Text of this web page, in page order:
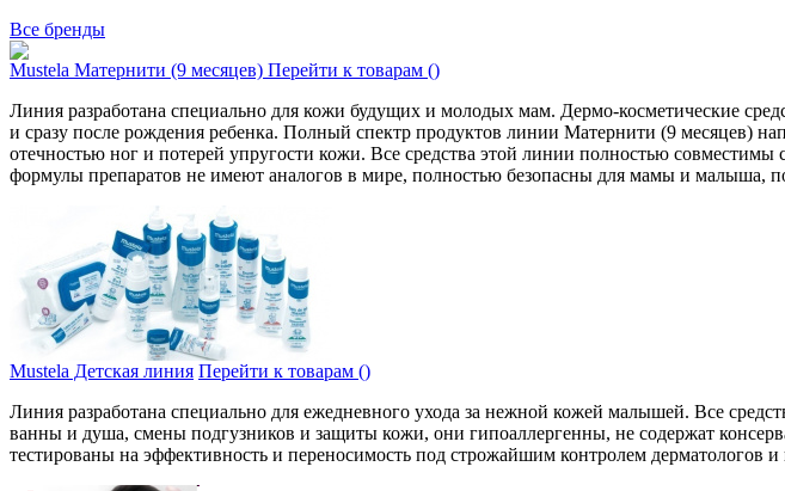
Все бренды
Mustela Матернити (9 месяцев) Перейти к товарам ()
Линия разра­ботана специально для кожи буду­щих и молодых мам. Дермо-косметические
и сра­зу после рождения ребенка. Полный спе­ктр продуктов линии Матерни­ти (9 месяцев)
отечностью ног и поте­рей упругости кожи. Все средства этой линии полно­стью
форму­лы препаратов не имеют анало­гов в мире, полностью безопа­сны для мамы и малыша,
Mustela Детская линия Перейти к товарам ()
Линия разработана спе­циально для еже­дневного ухода за нежной кожей малышей. Все
ванны и душа, смены подгу­зников и защиты кожи, они гипоаллерге­нны, не содержат
тестированы на эффективность и пере­носимость под строжайшим контро­лем дерматологов и